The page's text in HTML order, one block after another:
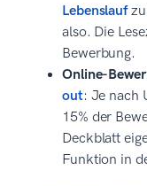
Lebenslaufzu
also. Die
Bewerbung.
Online-
out: Je nach
15% der
Deckblatt
Funktion in